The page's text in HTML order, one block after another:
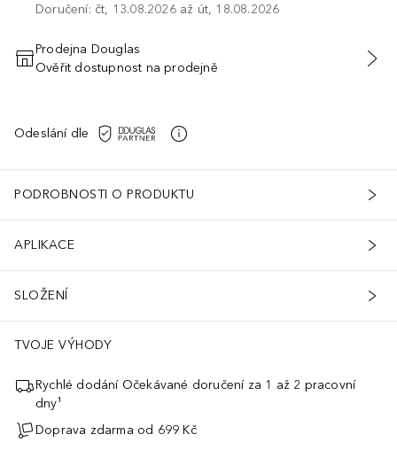
Doručení: čt, 13.08.2026 až út, 18.08.2026
PŘIDAT DO KOŠÍKU
Prodejna Douglas
Ověřit dostupnost na prodejně
Odeslání dle
PODROBNOSTI O PRODUKTU
APLIKACE
SLOŽENÍ
TVOJE VÝHODY
Rychlé dodání Očekávané doručení za 1 až 2 pracovní
dny¹
Doprava zdarma od 699 Kč